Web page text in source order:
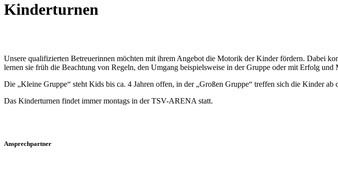
Kinderturnen
Unsere qualifizierten Betreuerinnen möchten mit ihrem Angebot die Motorik der Kinder fördern. Dabei
lernen sie früh die Beachtung von Regeln, den Umgang beispielsweise in der Gruppe oder mit Erfolg und
Die „Kleine Gruppe“ steht Kids bis ca. 4 Jahren offen, in der „Großen Gruppe“ treffen sich die Kinder ab
Das Kinderturnen findet immer montags in der TSV-ARENA statt.
Ansprechpartner